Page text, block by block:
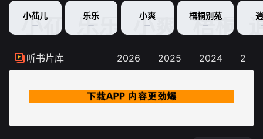
小苮儿
小苮儿乐乐
乐乐 小爽
小爽 梧桐别苑
梧桐
听书片库 2026 2025 2024 2023